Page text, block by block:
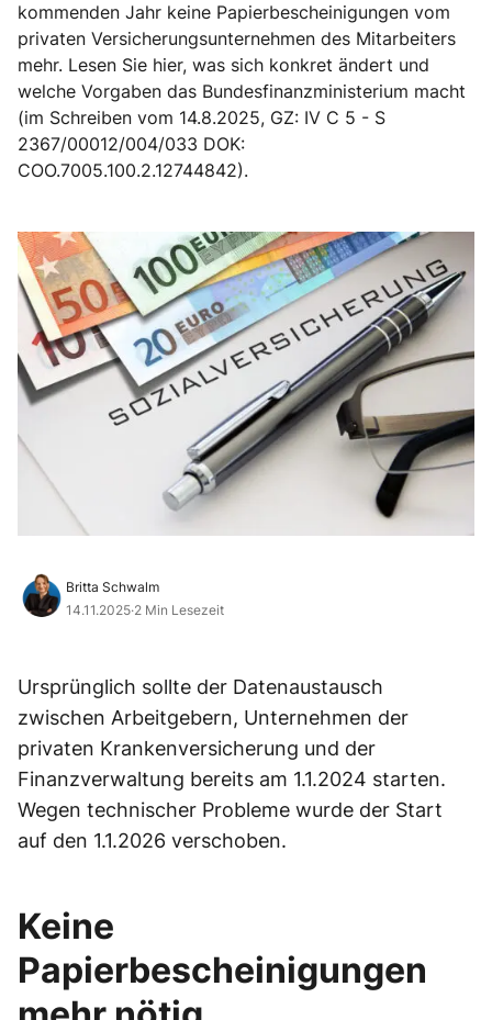
kommenden Jahr keine Papierbescheinigungen vom
privaten Versicherungsunternehmen des Mitarbeiters
mehr. Lesen Sie hier, was sich konkret ändert und
welche Vorgaben das Bundesfinanzministerium macht
(im Schreiben vom 14.8.2025, GZ: IV C 5 - S
2367/00012/004/033 DOK:
COO.7005.100.2.12744842).
Britta Schwalm
14.11.2025·2 Min Lesezeit
Ursprünglich sollte der Datenaustausch
zwischen Arbeitgebern, Unternehmen der
privaten Krankenversicherung und der
Finanzverwaltung bereits am 1.1.2024 starten.
Wegen technischer Probleme wurde der Start
auf den 1.1.2026 verschoben.
Keine
Papierbescheinigungen